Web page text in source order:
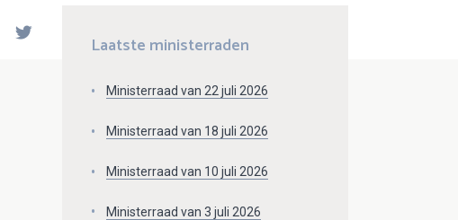
Facebook
Laatste ministerraden
Ministerraad van 22 juli 2026
Ministerraad van 18 juli 2026
Ministerraad van 10 juli 2026
Ministerraad van 3 juli 2026